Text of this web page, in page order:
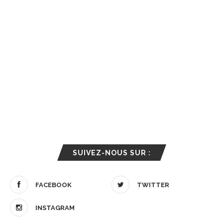
SUIVEZ-NOUS SUR :
FACEBOOK TWITTER
INSTAGRAM